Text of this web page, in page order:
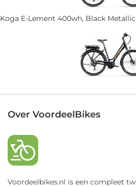
Koga E-Lement 400wh, Black Metallic
Over VoordeelBikes
Voordeelbikes.nl is een compleet